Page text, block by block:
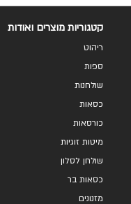
קטגוריות מוצרים ואודות
ריהוט
ספות
שולחנות
כסאות
כורסאות
מיטות זוגיות
שולחן לסלון
כסאות בר
מזנונים